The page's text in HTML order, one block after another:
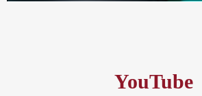
YouTube